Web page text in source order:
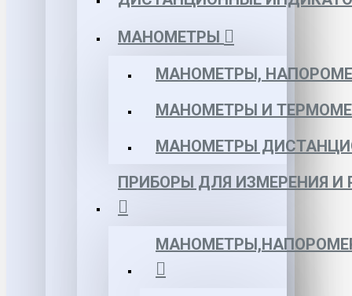
МАНОМЕТРЫ
МАНОМЕТРЫ,
МАНОМЕТРЫ И
МАНОМЕТРЫ
ПРИБОРЫ ДЛЯ ИЗМЕРЕНИЯ И